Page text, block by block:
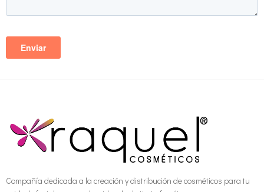
Compañía dedicada a la creación y distribución de cosméticos para tu